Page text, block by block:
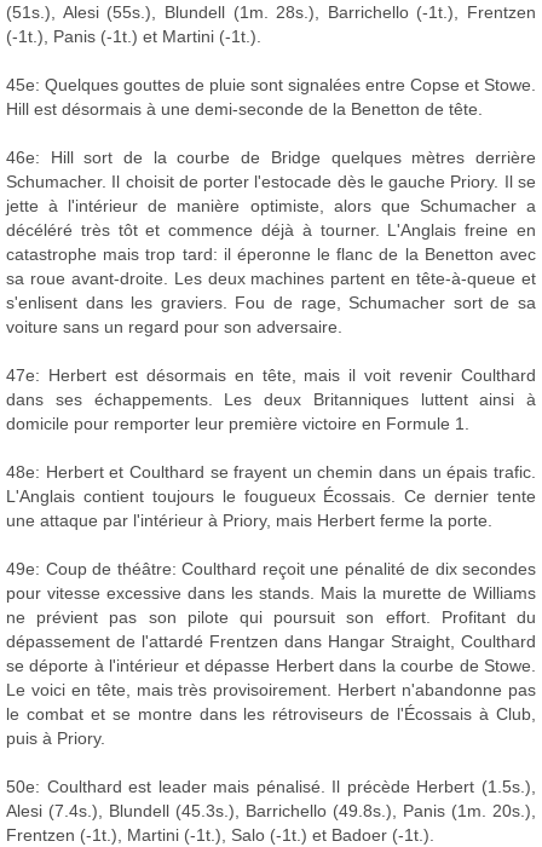
(51s.), Alesi (55s.), Blundell (1m. 28s.), Barrichello (-1t.), Frentzen
(-1t.), Panis (-1t.) et Martini (-1t.).
45e: Quelques gouttes de pluie sont signalées entre Copse et Stowe.
Hill est désormais à une demi-seconde de la Benetton de tête.
46e: Hill sort de la courbe de Bridge quelques mètres derrière
Schumacher. Il choisit de porter l'estocade dès le gauche Priory. Il se
jette à l'intérieur de manière optimiste, alors que Schumacher a
décéléré très tôt et commence déjà à tourner. L'Anglais freine en
catastrophe mais trop tard: il éperonne le flanc de la Benetton avec
sa roue avant-droite. Les deux machines partent en tête-à-queue et
s'enlisent dans les graviers. Fou de rage, Schumacher sort de sa
voiture sans un regard pour son adversaire.
47e: Herbert est désormais en tête, mais il voit revenir Coulthard
dans ses échappements. Les deux Britanniques luttent ainsi à
domicile pour remporter leur première victoire en Formule 1.
48e: Herbert et Coulthard se frayent un chemin dans un épais trafic.
L'Anglais contient toujours le fougueux Écossais. Ce dernier tente
une attaque par l'intérieur à Priory, mais Herbert ferme la porte.
49e: Coup de théâtre: Coulthard reçoit une pénalité de dix secondes
pour vitesse excessive dans les stands. Mais la murette de Williams
ne prévient pas son pilote qui poursuit son effort. Profitant du
dépassement de l'attardé Frentzen dans Hangar Straight, Coulthard
se déporte à l'intérieur et dépasse Herbert dans la courbe de Stowe.
Le voici en tête, mais très provisoirement. Herbert n'abandonne pas
le combat et se montre dans les rétroviseurs de l'Écossais à Club,
puis à Priory.
50e: Coulthard est leader mais pénalisé. Il précède Herbert (1.5s.),
Alesi (7.4s.), Blundell (45.3s.), Barrichello (49.8s.), Panis (1m. 20s.),
Frentzen (-1t.), Martini (-1t.), Salo (-1t.) et Badoer (-1t.).